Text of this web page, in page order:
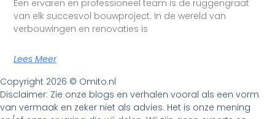
Een ervaren en professioneel team is de ruggengraat
van elk succesvol bouwproject. In de wereld van
verbouwingen en renovaties is
Lees Meer
Copyright 2026 © Omito.nl
Disclaimer: Zie onze blogs en verhalen vooral als een vorm
van vermaak en zeker niet als advies. Het is onze mening